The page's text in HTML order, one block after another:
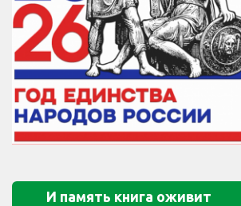
И память книга оживит